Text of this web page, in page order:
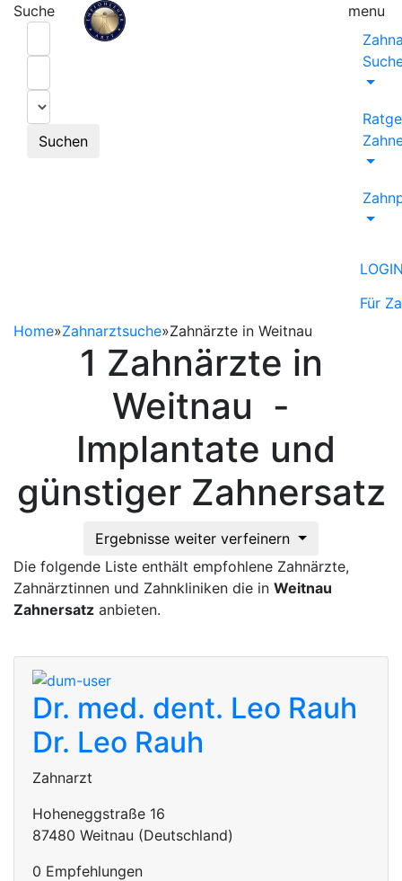
Suche
Suchen
menu
Für
Home»Zahnarztsuche»Zahnärzte in Weitnau
1 Zahnärzte in
Weitnau -
Implantate und
günstiger Zahnersatz
Ergebnisse weiter verfeinern
Die folgende Liste enthält empfohlene Zahnärzte,
Zahnärztinnen und Zahnkliniken die in Weitnau
Zahnersatz anbieten.
Dr. med. dent. Leo Rauh
Dr. Leo Rauh
Zahnarzt
Hoheneggstraße 16
87480 Weitnau (Deutschland)
0 Empfehlungen